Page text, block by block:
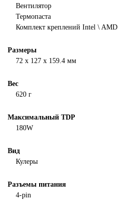
Вентилятор
Термопаста
Комплект креплений Intel \ AMD
Размеры
72 x 127 x 159.4 мм
Вес
620 г
Максимальный TDP
180W
Вид
Кулеры
Разъемы питания
4-pin